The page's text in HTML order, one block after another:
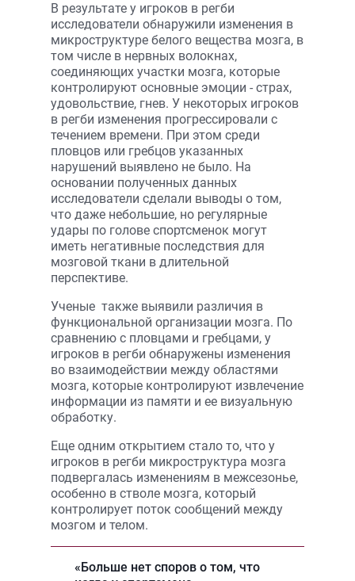
В результате у игроков в регби
исследователи обнаружили изменения в
микроструктуре белого вещества мозга, в
том числе в нервных волокнах,
соединяющих участки мозга, которые
контролируют основные эмоции - страх,
удовольствие, гнев. У некоторых игроков
в регби изменения прогрессировали с
течением времени. При этом среди
пловцов или гребцов указанных
нарушений выявлено не было. На
основании полученных данных
исследователи сделали выводы о том,
что даже небольшие, но регулярные
удары по голове спортсменок могут
иметь негативные последствия для
мозговой ткани в длительной
перспективе.
Ученые также выявили различия в
функциональной организации мозга. По
сравнению с пловцами и гребцами, у
игроков в регби обнаружены изменения
во взаимодействии между областями
мозга, которые контролируют извлечение
информации из памяти и ее визуальную
обработку.
Еще одним открытием стало то, что у
игроков в регби микроструктура мозга
подвергалась изменениям в межсезонье,
особенно в стволе мозга, который
контролирует поток сообщений между
мозгом и телом.
«Больше нет споров о том, что